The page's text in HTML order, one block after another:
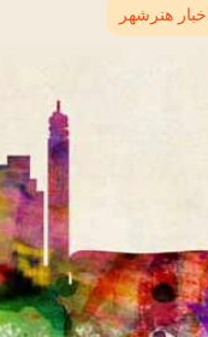
اخبار هنرشهر